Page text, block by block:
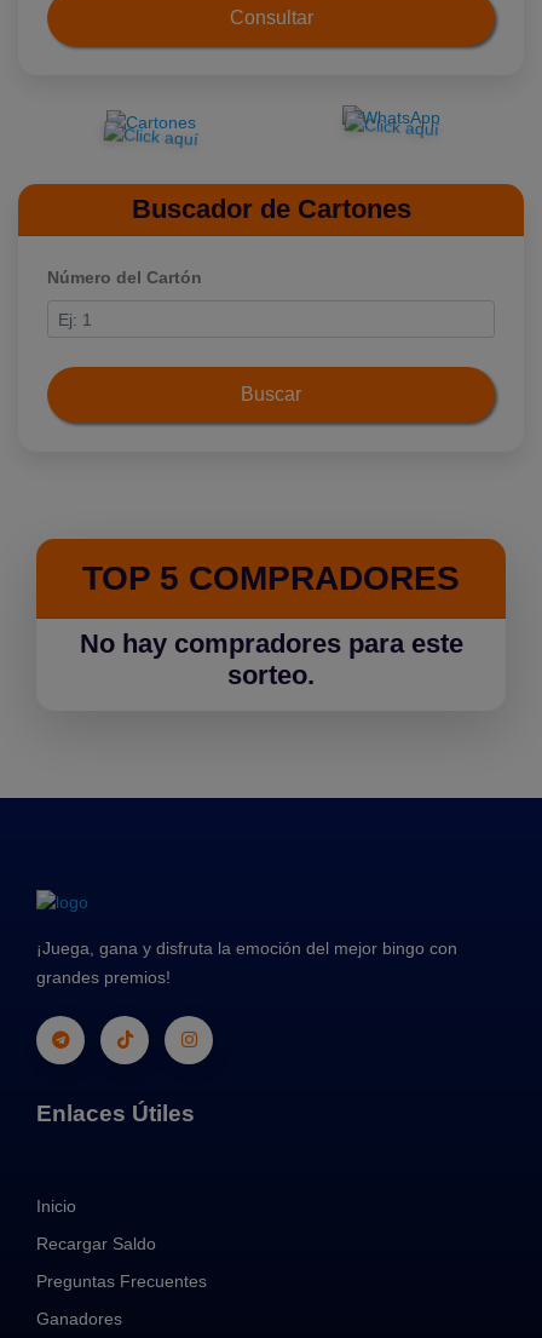
Consultar
Buscador de Cartones
Número del Cartón
Buscar
TOP 5 COMPRADORES
No hay compradores para este
sorteo.
¡Juega, gana y disfruta la emoción del mejor bingo con
grandes premios!
Enlaces Útiles
Inicio
Recargar Saldo
Preguntas Frecuentes
Ganadores